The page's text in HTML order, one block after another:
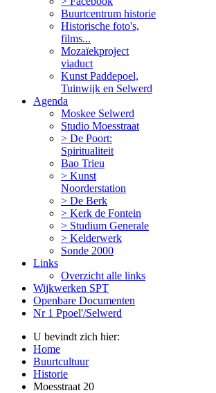
Buurtcentrum historie
Historische foto's,
films...
Mozaïekproject
viaduct
Kunst Paddepoel,
Tuinwijk en Selwerd
Agenda
Moskee Selwerd
Studio Moesstraat
> De Poort:
Spiritualiteit
Bao Trieu
> Kunst
Noorderstation
> De Berk
> Kerk de Fontein
> Studium Generale
> Kelderwerk
Sonde 2000
Links
Overzicht alle links
Wijkwerken SPT
Openbare Documenten
Nr 1 Ppoel'/Selwerd
U bevindt zich hier:
Home
Buurtcultuur
Historie
Moesstraat 20